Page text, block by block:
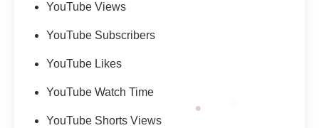
YouTube Views
YouTube Subscribers
YouTube Likes
YouTube Watch Time
YouTube Shorts Views